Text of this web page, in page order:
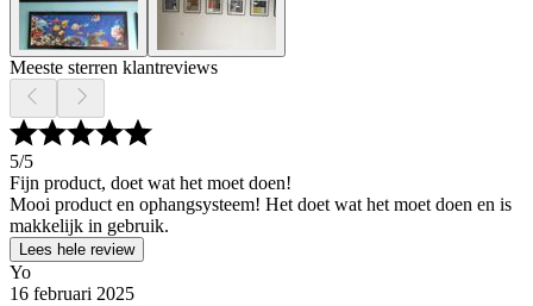
Meeste sterren klantreviews
5/5
Fijn product, doet wat het moet doen!
Mooi product en ophangsysteem! Het doet wat het moet doen en is
makkelijk in gebruik.
Lees hele review
Yo
16 februari 2025